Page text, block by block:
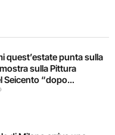
quest’estate punta sulla
sulla Pittura
Seicento “dopo